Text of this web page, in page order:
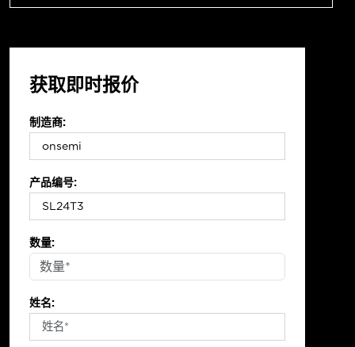
获取即时报价
制造商:
产品编号:
数量:
姓名: